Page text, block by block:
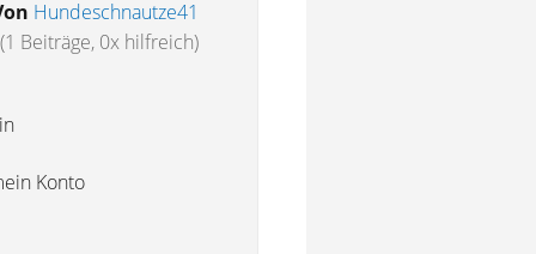
Hundeschnautze41
(1 Beiträge, 0x hilfreich)
Konto